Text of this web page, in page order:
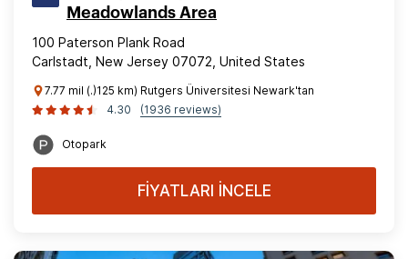
Meadowlands Area
100 Paterson Plank Road
Carlstadt, New Jersey 07072, United States
7.77 mil (.)125 km) Rutgers Üniversitesi Newark'tan
4.30
(1936 reviews)
Otopark
FİYATLARI İNCELE